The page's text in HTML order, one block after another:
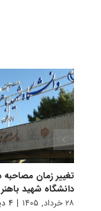
تغییر زمان مصاحبه
دانشگاه شهید باهنر
۲۸ خرداد, ۱۴۰۵ | ۴ دیدگاه